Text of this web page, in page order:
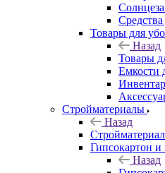
Товары для
Назад
Товары
Емкости
Стройматериалы
Назад
Гипсокартон
Назад